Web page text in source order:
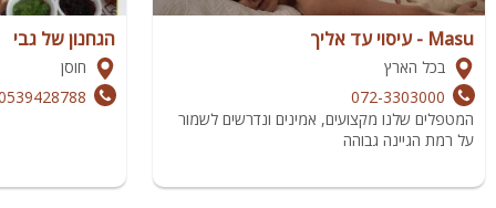
Masu - עיסוי עד אליך
בכל הארץ
072-3303000
המטפלים שלנו מקצועים, אמינים ונדרשים לשמור
על רמת הגיינה גבוהה
הגחנון של גבי
חוסן